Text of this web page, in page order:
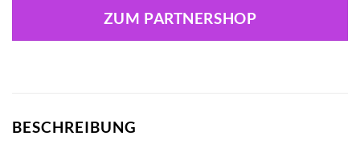
ZUM PARTNERSHOP
BESCHREIBUNG